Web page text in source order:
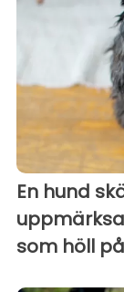
En hund
som höll